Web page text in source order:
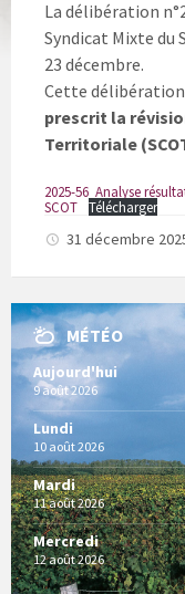
La délibération
Syndicat Mixte du
23 décembre.
Cette
prescrit la
Territoriale
2025-56_Analyse
SCOT
Télécharger
31 décembre
MÉTÉO
Aujourd'hui
9 août 2026
Lundi
10 août 2026
Mardi
11 août 2026
Mercredi
12 août 2026